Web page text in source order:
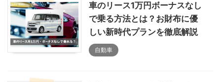
車のリース1万円ボーナスなし
で乗る方法とは？お財布に優
しい新時代プランを徹底解説
自動車